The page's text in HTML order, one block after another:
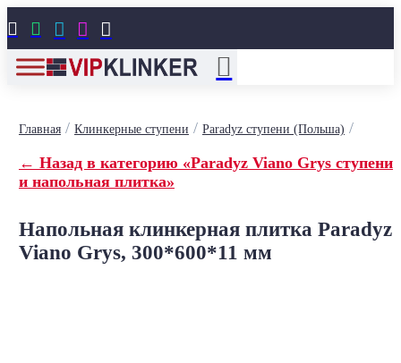
    
Главная/ Клинкерные ступени / Paradyz ступени (Польша) /
← Назад в категорию «Paradyz Viano Grys ступени
и напольная плитка»
Напольная клинкерная плитка Paradyz
Viano Grys, 300*600*11 мм